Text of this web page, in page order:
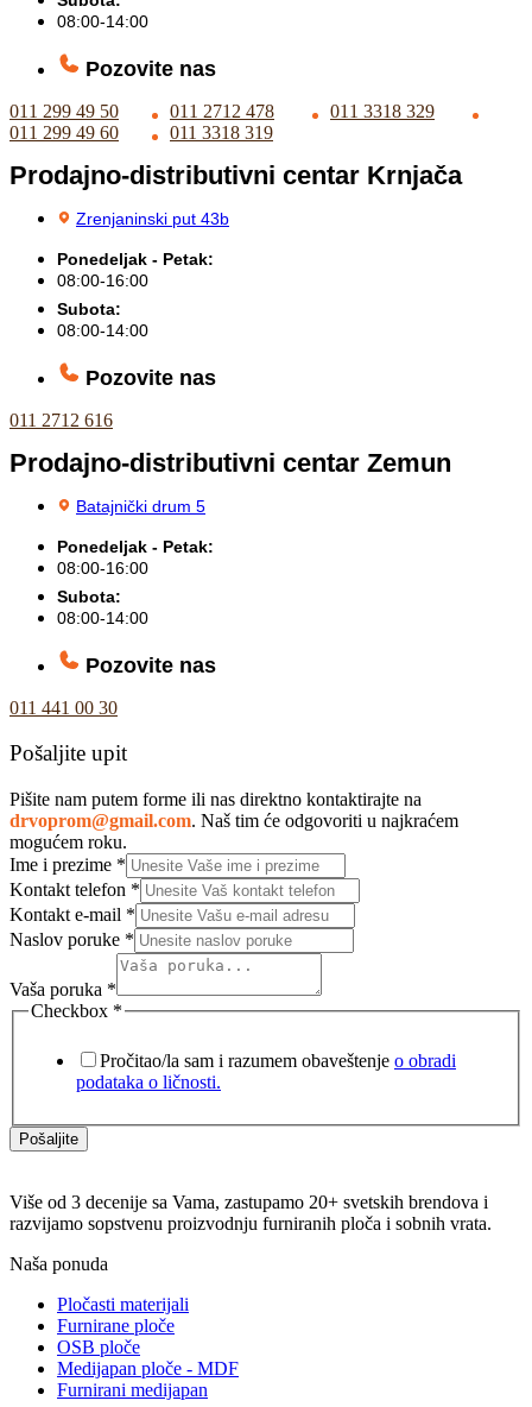
08:00-14:00
Pozovite nas
011 299 49 50 011 2712 478
011 3318 329
011 299 49 60
011 3318 319
Prodajno-distributivni centar Krnjača
Zrenjaninski put 43b
Ponedeljak - Petak:
08:00-16:00
Subota:
08:00-14:00
Pozovite nas
011 2712 616
Prodajno-distributivni centar Zemun
Batajnički drum 5
Ponedeljak - Petak:
08:00-16:00
Subota:
08:00-14:00
Pozovite nas
011 441 00 30
Pošaljite upit
Pišite nam putem forme ili nas direktno kontaktirajte na
drvoprom@gmail.com. Naš tim će odgovoriti u najkraćem
mogućem roku.
Ime i prezime *
Kontakt telefon *
Kontakt e-mail *
Naslov poruke *
Vaša poruka *
Checkbox *
Pročitao/la sam i razumem obaveštenje o obradi
podataka o ličnosti.
Pošaljite
Više od 3 decenije sa Vama, zastupamo 20+ svetskih brendova i
razvijamo sopstvenu proizvodnju furniranih ploča i sobnih vrata.
Naša ponuda
Pločasti materijali
Furnirane ploče
OSB ploče
Medijapan ploče - MDF
Furnirani medijapan